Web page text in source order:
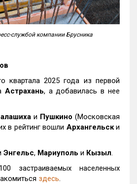
службой компании Брусника
квартала 2025 года из первой
Астрахань, а добавилась в нее
и Пушкино (Московская
в рейтинг вошли Архангельски
Энгельс, Мариуполь и Кызыл.
застраиваемых населенных
здесь.